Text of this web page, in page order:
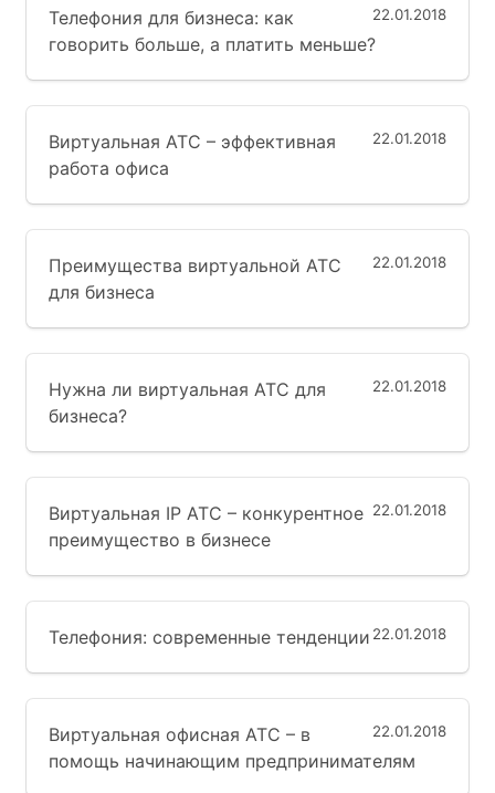
22.01.2018
Телефония для бизнеса: как
говорить больше, а платить меньше?
22.01.2018
Виртуальная АТС – эффективная
работа офиса
22.01.2018
Преимущества виртуальной АТС
для бизнеса
22.01.2018
Нужна ли виртуальная АТС для
бизнеса?
22.01.2018
Виртуальная IP АТС – конкурентное
преимущество в бизнесе
22.01.2018
Телефония: современные тенденции
22.01.2018
Виртуальная офисная АТС – в
помощь начинающим предпринимателям